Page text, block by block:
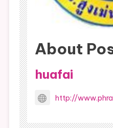
About
huafai
http://